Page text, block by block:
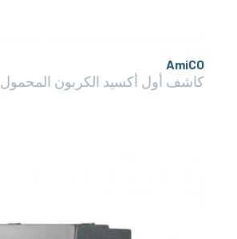
AmiCO
كاشف أول أكسيد الكربون المحمول